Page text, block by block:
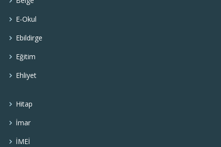
E-Okul
Ebildirge
Eğitim
Ehliyet
Hitap
İmar
İMEİ